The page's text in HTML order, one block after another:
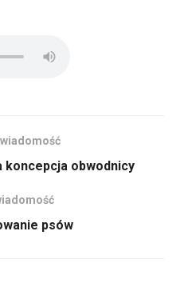
koncepcja obwodnicy
psów